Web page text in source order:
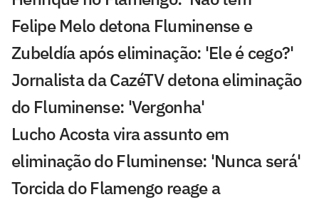
Felipe Melo detona Fluminense e
Zubeldía após eliminação: 'Ele é cego?'
Jornalista da CazéTV detona eliminação
do Fluminense: 'Vergonha'
Lucho Acosta vira assunto em
eliminação do Fluminense: 'Nunca será'
Torcida do Flamengo reage a